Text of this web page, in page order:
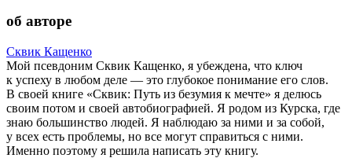
об авторе
Сквик Кащенко
Мой псевдоним Сквик Кащенко, я убеждена, что ключ
к успеху в любом деле — это глубокое понимание его слов.
В своей книге «Сквик: Путь из безумия к мечте» я делюсь
своим потом и своей автобиографией. Я родом из Курска, где
знаю большинство людей. Я наблюдаю за ними и за собой,
у всех есть проблемы, но все могут справиться с ними.
Именно поэтому я решила написать эту книгу.